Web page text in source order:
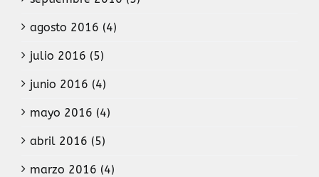
agosto 2016 (4)
julio 2016 (5)
junio 2016 (4)
mayo 2016 (4)
abril 2016 (5)
marzo 2016 (4)